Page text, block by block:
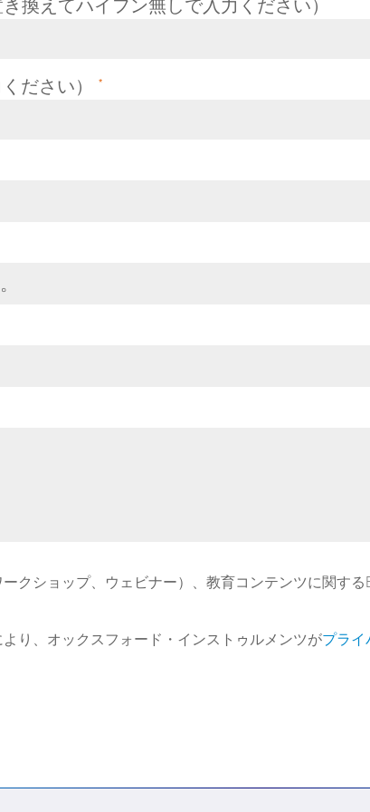
換えてハイフン無しで入力ください）
ださい） *
クショップ、ウェビナー）、教育コンテンツに関す
り、オックスフォード・インストゥルメンツがプライ